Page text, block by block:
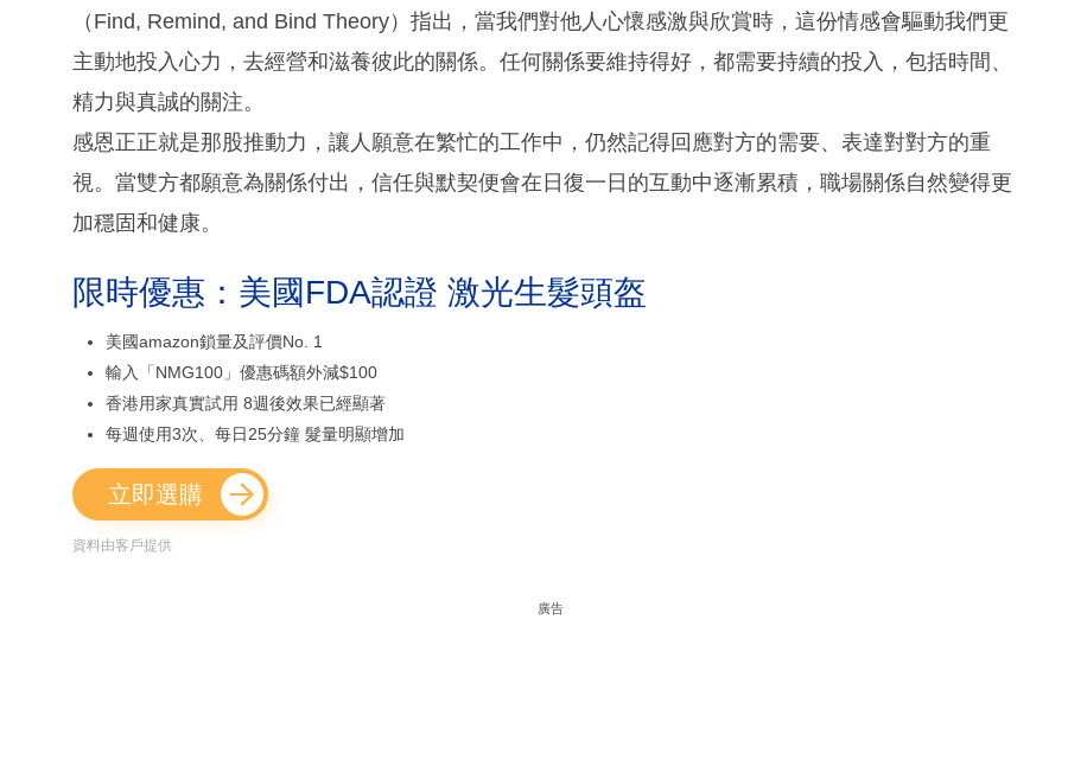
（Find, Remind, and Bind Theory）指出，當我們對他人心懷感激與欣賞時，這份情感會驅動我們更
主動地投入心力，去經營和滋養彼此的關係。任何關係要維持得好，都需要持續的投入，包括時間、
精力與真誠的關注。
感恩正正就是那股推動力，讓人願意在繁忙的工作中，仍然記得回應對方的需要、表達對對方的重
視。當雙方都願意為關係付出，信任與默契便會在日復一日的互動中逐漸累積，職場關係自然變得更
加穩固和健康。
限時優惠：美國FDA認證 激光生髮頭盔
美國amazon鎖量及評價No. 1
輸入「NMG100」優惠碼額外減$100
香港用家真實試用 8週後效果已經顯著
每週使用3次、每日25分鐘 髮量明顯增加
立即選購
資料由客戶提供
廣告